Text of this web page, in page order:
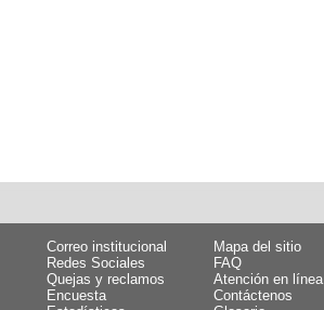
Correo institucional
Mapa del sitio
Redes Sociales
FAQ
Quejas y reclamos
Atención en línea
Encuesta
Contáctenos